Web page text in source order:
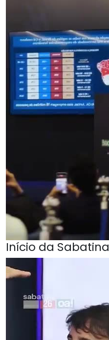
Início da Sabatina